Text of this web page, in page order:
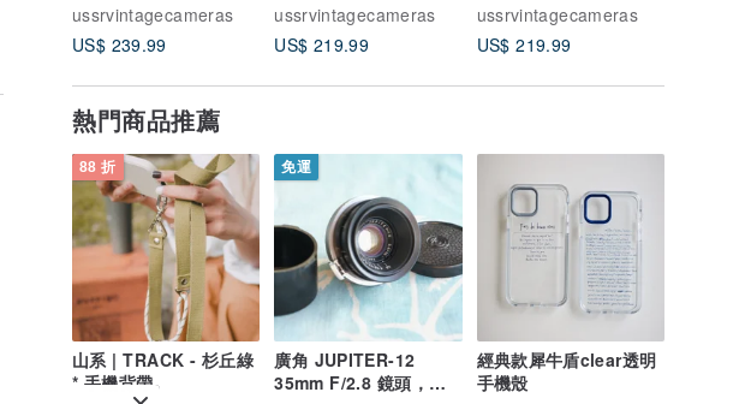
ZORKI 徠卡螺牙接環
(LTM)
ussrvintagecameras
US$ 239.99
ZORKI LEICA 螺牙接環
(LTM) 相機
ussrvintagecameras
US$ 219.99
Leica)
ussrvintagecameras
US$ 219.99
熱門商品推薦
88 折
山系 | TRACK - 杉丘綠
* 手機背帶
免運
廣角 JUPITER-12
35mm F/2.8 鏡頭，適
經典款犀牛盾clear透明
手機殼